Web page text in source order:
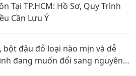
Tại TP.HCM: Hồ Sơ, Quy Trình
Cần Lưu Ý
bột đậu đỏ loại nào mịn và dễ
đang muốn đổi sang nguyên